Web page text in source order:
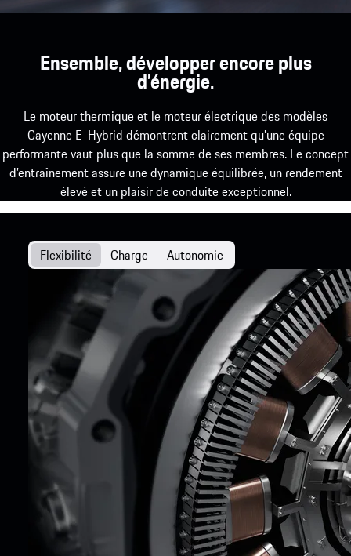
Ensemble, développer encore plus
d’énergie.
Le moteur thermique et le moteur électrique des modèles
Cayenne E-Hybrid démontrent clairement qu’une équipe
performante vaut plus que la somme de ses membres. Le concept
d’entraînement assure une dynamique équilibrée, un rendement
élevé et un plaisir de conduite exceptionnel.
Flexibilité Charge Autonomie